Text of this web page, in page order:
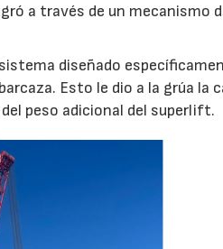
a través de un mecanismo
diseñado
Esto le dio a la grúa la
peso adicional del superlift.